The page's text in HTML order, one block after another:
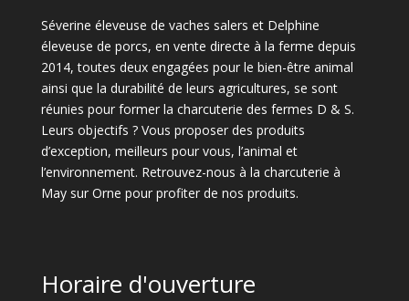
Séverine éleveuse de vaches salers et Delphine
éleveuse de porcs, en vente directe à la ferme depuis
2014, toutes deux engagées pour le bien-être animal
ainsi que la durabilité de leurs agricultures, se sont
réunies pour former la charcuterie des fermes D & S.
Leurs objectifs ? Vous proposer des produits
d’exception, meilleurs pour vous, l’animal et
l’environnement. Retrouvez-nous à la charcuterie à
May sur Orne pour profiter de nos produits.
Horaire d'ouverture